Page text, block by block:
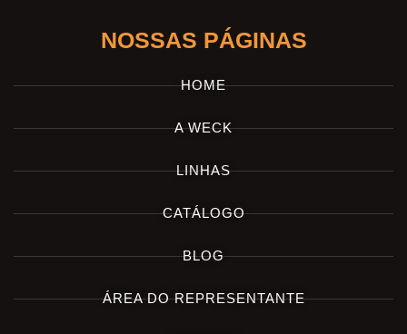
NOSSAS PÁGINAS
HOME
A WECK
LINHAS
CATÁLOGO
BLOG
ÁREA DO REPRESENTANTE